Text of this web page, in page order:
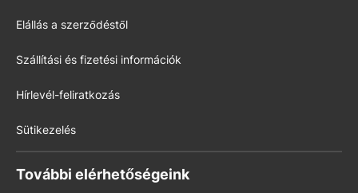
Elállás a szerződéstől
Szállítási és fizetési információk
Hírlevél-feliratkozás
Sütikezelés
További elérhetőségeink